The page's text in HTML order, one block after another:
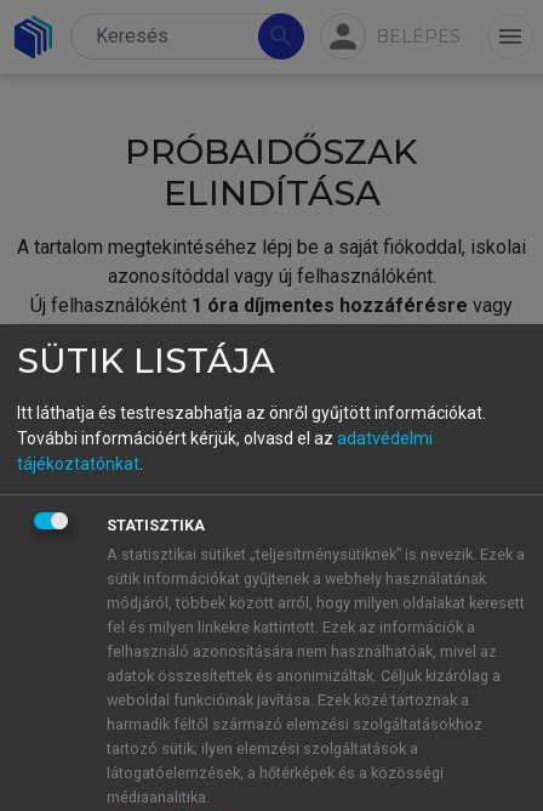
search person BELÉPÉS menu
PRÓBAIDŐSZAK
ELINDÍTÁSA
A tartalom megtekintéséhez lépj be a saját fiókoddal, iskolai
azonosítóddal vagy új felhasználóként.
Új felhasználóként 1 óra díjmentes hozzáférésre vagy
fiókoddal,vagy hozz létre új fiókot.
A regisztráció után apróbaidőszakautomatikusan
BELÉPÉS SAJÁT FIÓKKAL
ÚJ FIÓK LÉTREHOZÁSA
1 óra díjmentes hozzáférés
E-MAIL-CÍM
SÜTIK LISTÁJA
Itt láthatja és testreszabhatja az önről gyűjtött információkat.
További információért kérjük, olvasd el az adatvédelmi
tájékoztatónkat
STATISZTIKA
A statisztikai sütiket „teljesítménysütiknek” is nevezik. Ezek a
sütik információkat gyűjtenek a webhely használatának
módjáról, többek között arról, hogy milyen oldalakat keresett
fel és milyen linkekre kattintott. Ezek az információk a
felhasználó azonosítására nem használhatóak, mivel az
adatok összesítettek és anonimizáltak. Céljuk kizárólag a
weboldal funkcióinak javítása. Ezek közé tartoznak a
harmadik féltől származó elemzési szolgáltatásokhoz
tartozó sütik; ilyen elemzési szolgáltatások a
látogatóelemzések, a hőtérképek és a közösségi
médiaanalitika.